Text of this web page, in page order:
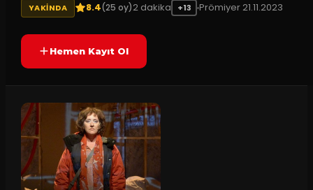
YAKINDA 8.4(25 oy)2 dakika +13 Prömiyer 21.11.2023
Hemen Kayıt Ol